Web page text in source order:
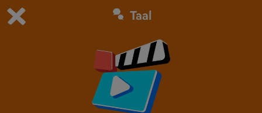
Dit is de gratis demo van Squla.
Bestel nu
0 1
Taal